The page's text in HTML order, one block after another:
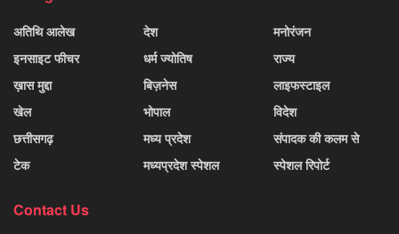
अतिथि आलेख
इनसाइट फीचर
ख़ास मुद्दा
खेल
छत्तीसगढ़
टेक
देश
धर्म ज्योतिष
बिज़नेस
भोपाल
मध्य प्रदेश
मध्यप्रदेश स्पेशल
मनोरंजन
राज्य
लाइफस्टाइल
विदेश
संपादक की कलम से
स्पेशल रिपोर्ट
Contact Us